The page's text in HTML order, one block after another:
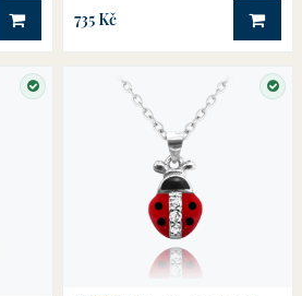
DO KOŠÍKU
735 Kč DO
SKLADEM